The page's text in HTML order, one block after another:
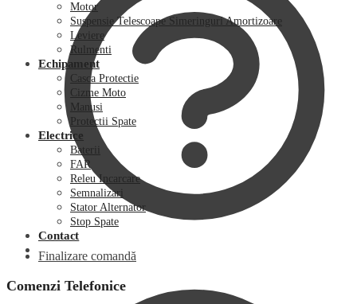
Finalizare comandă
Motor
Suspensie Telescoape Simeringuri Amortizoare
Leviere
Rulmenti
Echipament
Casca Protectie
Cizme Moto
Manusi
Protectii Spate
Electrice
Baterii
FAR
Releu Incarcare
Semnalizari
Stator Alternator
Stop Spate
Contact
Comenzi Telefonice